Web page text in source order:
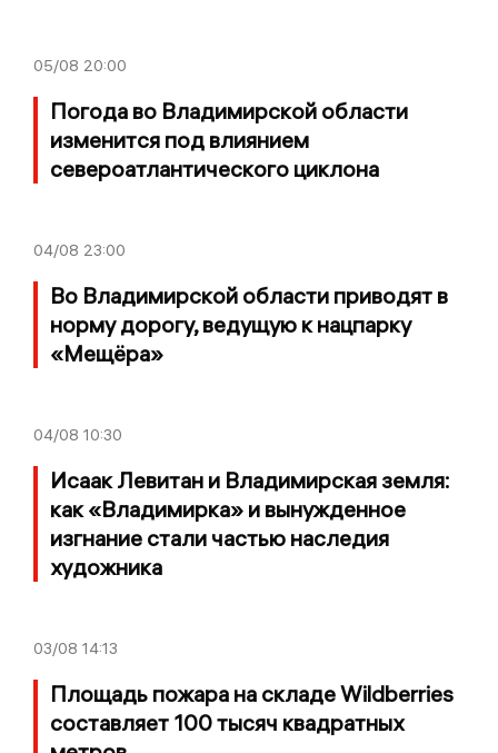
05/08 20:00
Погода во Владимирской области
изменится под влиянием
североатлантического циклона
04/08 23:00
Во Владимирской области приводят в
норму дорогу, ведущую к нацпарку
«Мещёра»
04/08 10:30
Исаак Левитан и Владимирская земля:
как «Владимирка» и вынужденное
изгнание стали частью наследия
художника
03/08 14:13
Площадь пожара на складе Wildberries
составляет 100 тысяч квадратных